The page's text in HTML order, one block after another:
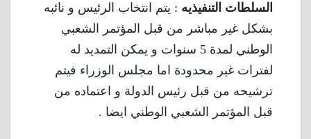
السلطات التنفيذيه : يتم انتخاب الرئيس و نائبه
بشكل غير مباشر من قبل المؤتمر الشعبي
الوطني لمدة 5 سنوات و يمكن التمديد له
لفترات غير محدودة اما مجلس الوزراء فيتم
ترشيحه من قبل رئيس الدولة و اعتماده من
قبل المؤتمر الشعبي الوطني ايضا .